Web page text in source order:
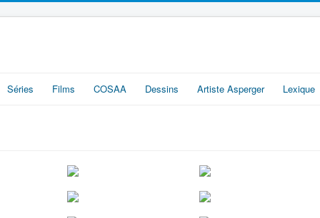
Séries Films COSAA Dessins Artiste Asperger Lexique